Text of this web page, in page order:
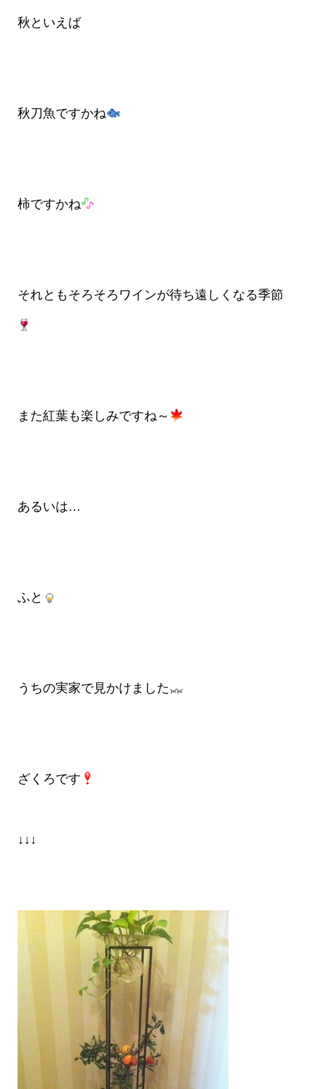
秋といえば
秋刀魚ですかね
柿ですかね
それともそろそろワインが待ち遠しくなる季節
また紅葉も楽しみですね～
あるいは…
ふと
うちの実家で見かけました
ざくろです
↓↓↓